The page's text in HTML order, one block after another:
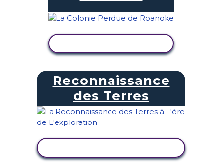
Reconnaissance
des Terres